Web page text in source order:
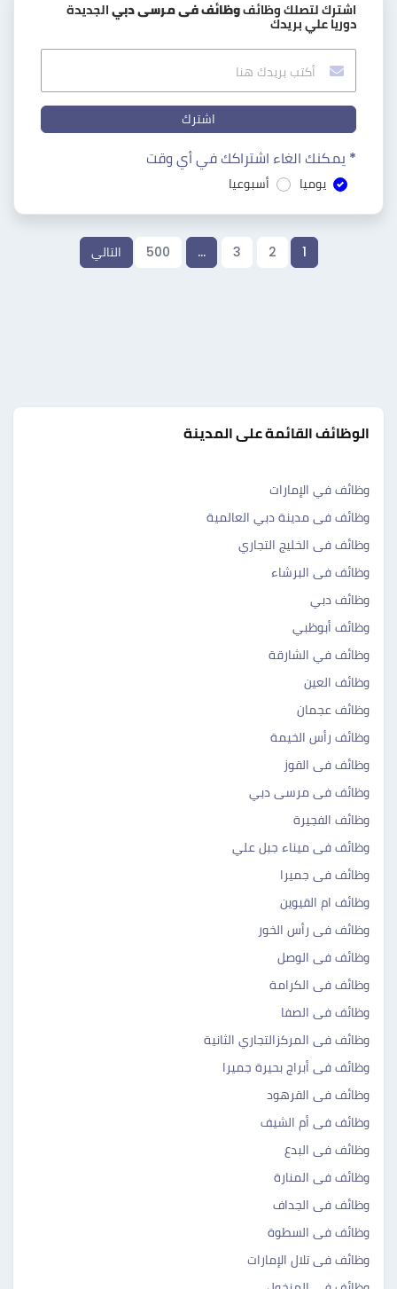
اشترك لتصلك وظائفوظائف فى مرسى دبي الجديدة
دوريا علي بريدك
اشترك
* يمكنك الغاء اشتراكك في أي وقت
يوميا أسبوعيا
1
2
3
…
500 التالي
الوظائف القائمة على المدينة
وظائف في الإمارات
وظائف فى مدينة دبي العالمية
وظائف فى الخليج التجاري
وظائف فى البرشاء
وظائف دبي
وظائف أبوظبي
وظائف في الشارقة
وظائف العين
وظائف عجمان
وظائف رأس الخيمة
وظائف فى القوز
وظائف فى مرسى دبي
وظائف الفجيرة
وظائف فى ميناء جبل علي
وظائف فى جميرا
وظائف ام القيوين
وظائف فى رأس الخور
وظائف فى الوصل
وظائف فى الكرامة
وظائف فى الصفا
وظائف فى المركزالتجاري الثانية
وظائف فى أبراج بحيرة جميرا
وظائف فى القرهود
وظائف فى أم الشيف
وظائف فى البدع
وظائف فى المنارة
وظائف فى الجداف
وظائف فى السطوة
وظائف فى تلال الإمارات